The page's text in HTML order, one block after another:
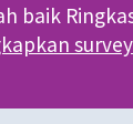
baik